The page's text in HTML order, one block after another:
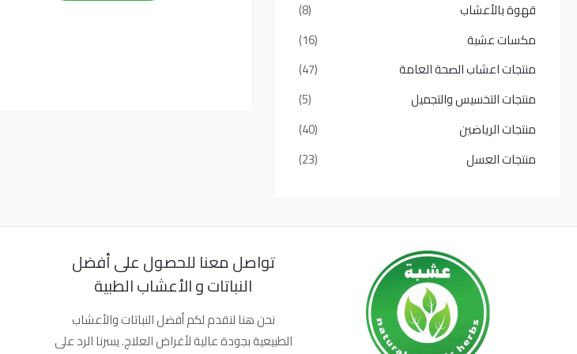
قهوة بالأعشاب
(8)
مكسات عشبة
(16)
منتجات اعشاب الصحة العامة
(47)
منتجات التخسيس والتجميل
(5)
منتجات الرياضين
(40)
منتجات العسل
(23)
تواصل معنا للحصول على أفضل
النباتات و الأعشاب الطبية
نحن هنا لنقدم لكم أفضل النباتات والأعشاب
الطبيعية بجودة عالية لأغراض العلاج. يسرنا الرد على